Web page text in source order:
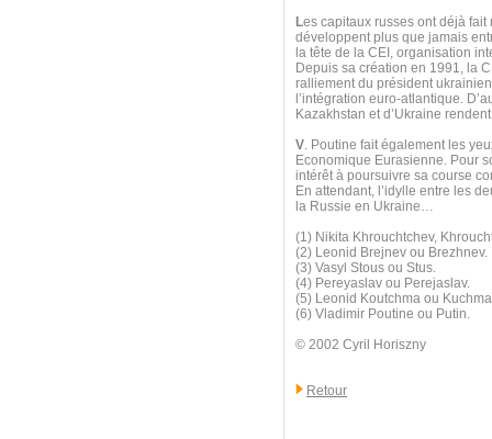
Les capitaux russes ont déjà
développent plus que jamais
la tête de la CEI, organisation
Depuis sa création en 1991, la
ralliement du président
l’intégration euro-atlantique.
Kazakhstan et d’Ukraine
V. Poutine fait également les
Economique Eurasienne. Pour
intérêt à poursuivre sa course
En attendant, l’idylle entre les
la Russie en Ukraine…
(1) Nikita Khrouchtchev,
(2) Leonid Brejnev ou Brezhnev.
(3) Vasyl Stous ou Stus.
(4) Pereyaslav ou Perejaslav.
(5) Leonid Koutchma ou
(6) Vladimir Poutine ou Putin.
© 2002 Cyril Horiszny
Retour